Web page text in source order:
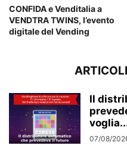
CONFIDA e Venditalia a
VENDTRA TWINS, l’evento
digitale del Vending
Il
07/08/